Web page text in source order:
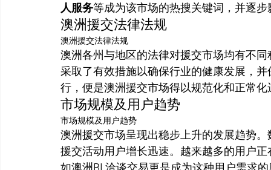
人服务等成为该市场的热搜关键词，并逐
澳洲援交法律法规
澳洲援交法律法规
澳洲各州与地区的法律对援交市场均有不
采取了有效措施以确保行业的健康发展，
行，便是澳洲援交市场得以规范化和正常
市场规模及用户趋势
市场规模及用户趋势
澳洲援交市场呈现出稳步上升的发展趋势。
援交活动用户增长迅速。越来越多的用户